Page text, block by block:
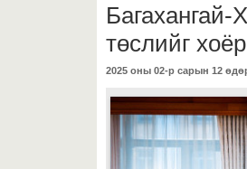
төслийг
2025 оны 02-р сарын 12